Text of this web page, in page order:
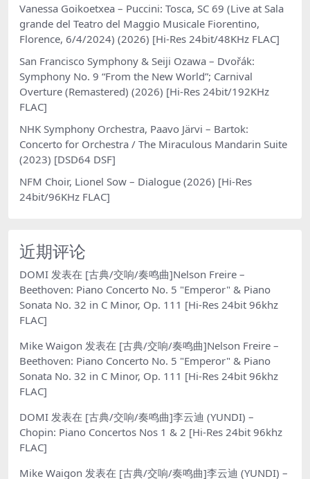
Vanessa Goikoetxea – Puccini: Tosca, SC 69 (Live at Sala
grande del Teatro del Maggio Musicale Fiorentino,
Florence, 6/4/2024) (2026) [Hi-Res 24bit/48KHz FLAC]
San Francisco Symphony & Seiji Ozawa – Dvořák:
Symphony No. 9 “From the New World”; Carnival
Overture (Remastered) (2026) [Hi-Res 24bit/192KHz
FLAC]
NHK Symphony Orchestra, Paavo Järvi – Bartok:
Concerto for Orchestra / The Miraculous Mandarin Suite
(2023) [DSD64 DSF]
NFM Choir, Lionel Sow – Dialogue (2026) [Hi-Res
24bit/96KHz FLAC]
近期评论
DOMI 发表在 [古典/交响/奏鸣曲]Nelson Freire –
Beethoven: Piano Concerto No. 5 "Emperor" & Piano
Sonata No. 32 in C Minor, Op. 111 [Hi-Res 24bit 96khz
FLAC]
Mike Waigon 发表在 [古典/交响/奏鸣曲]Nelson Freire –
Beethoven: Piano Concerto No. 5 "Emperor" & Piano
Sonata No. 32 in C Minor, Op. 111 [Hi-Res 24bit 96khz
FLAC]
DOMI 发表在 [古典/交响/奏鸣曲]李云迪 (YUNDI) –
Chopin: Piano Concertos Nos 1 & 2 [Hi-Res 24bit 96khz
FLAC]
Mike Waigon 发表在 [古典/交响/奏鸣曲]李云迪 (YUNDI) –